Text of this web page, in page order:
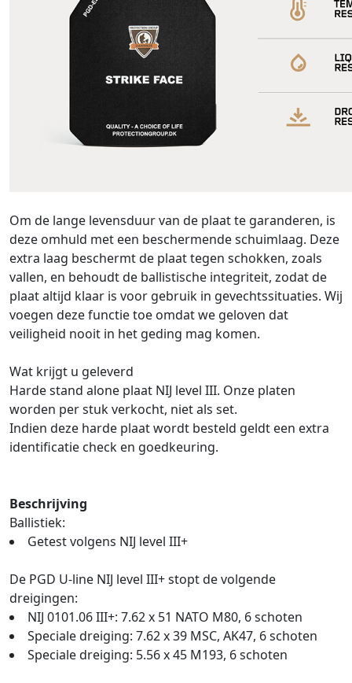
Om de lange levensduur van de plaat te garanderen, is
deze omhuld met een beschermende schuimlaag. Deze
extra laag beschermt de plaat tegen schokken, zoals
vallen, en behoudt de ballistische integriteit, zodat de
plaat altijd klaar is voor gebruik in gevechtssituaties. Wij
voegen deze functie toe omdat we geloven dat
veiligheid nooit in het geding mag komen.
Wat krijgt u geleverd
Harde stand alone plaat NIJ level III. Onze platen
worden per stuk verkocht, niet als set.
Indien deze harde plaat wordt besteld geldt een extra
identificatie check en goedkeuring.
Beschrijving
Ballistiek:
Getest volgens NIJ level III+
De PGD U-line NIJ level III+ stopt de volgende
dreigingen:
NIJ 0101.06 III+: 7.62 x 51 NATO M80, 6 schoten
Speciale dreiging: 7.62 x 39 MSC, AK47, 6 schoten
Speciale dreiging: 5.56 x 45 M193, 6 schoten